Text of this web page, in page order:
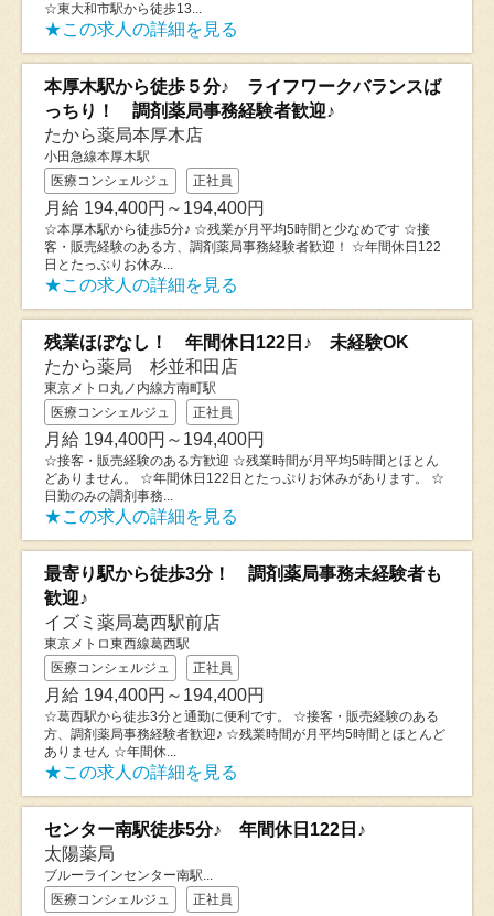
☆東大和市駅から徒歩13...
★この求人の詳細を見る
本厚木駅から徒歩５分♪ ライフワークバランスば
っちり！ 調剤薬局事務経験者歓迎♪
たから薬局本厚木店
小田急線本厚木駅
医療コンシェルジュ
正社員
月給 194,400円～194,400円
☆本厚木駅から徒歩5分♪ ☆残業が月平均5時間と少なめです ☆接
客・販売経験のある方、調剤薬局事務経験者歓迎！ ☆年間休日122
日とたっぶりお休み...
★この求人の詳細を見る
残業ほぼなし！ 年間休日122日♪ 未経験OK
たから薬局 杉並和田店
東京メトロ丸ノ内線方南町駅
医療コンシェルジュ
正社員
月給 194,400円～194,400円
☆接客・販売経験のある方歓迎 ☆残業時間が月平均5時間とほとん
どありません。 ☆年間休日122日とたっぷりお休みがあります。 ☆
日勤のみの調剤事務...
★この求人の詳細を見る
最寄り駅から徒歩3分！ 調剤薬局事務未経験者も
歓迎♪
イズミ薬局葛西駅前店
東京メトロ東西線葛西駅
医療コンシェルジュ
正社員
月給 194,400円～194,400円
☆葛西駅から徒歩3分と通勤に便利です。 ☆接客・販売経験のある
方、調剤薬局事務経験者歓迎♪ ☆残業時間が月平均5時間とほとんど
ありません ☆年間休...
★この求人の詳細を見る
センター南駅徒歩5分♪ 年間休日122日♪
太陽薬局
ブルーラインセンター南駅...
医療コンシェルジュ
正社員